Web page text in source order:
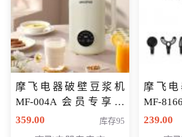
摩飞电器破壁豆浆机
MF-004A 会员专享价
168元
359.00 库存95
摩飞
MF-
元
239.00